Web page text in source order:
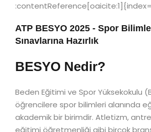
ATP BESYO 2025 - Spor
Sınavlarına Hazırlık
BESYO Nedir?
Beden Eğitimi ve Spor Yüksekokulu
öğrencilere spor bilimleri alanında
akademik bir birimdir. Atletizm,